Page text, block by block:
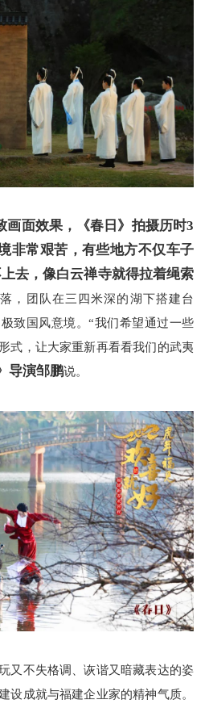
画面效果， 《春日》 拍摄历时3
非常艰苦， 有些地方不仅车子
去，像白云禅寺就得拉着绳索
，团队在三四米深的湖下搭建台
致国风意境。“我们希望通过一些
式，让大家重新再看看我们的武夷
导演邹鹏说。
不失格调、诙谐又暗藏表达的姿
设成就与福建企业家的精神气质。